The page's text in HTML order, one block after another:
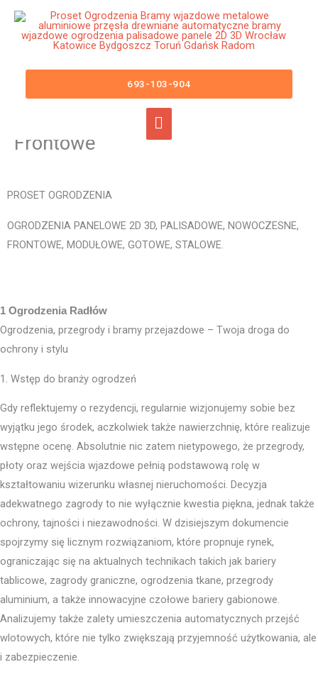
Przejdź
Główne
menu
693-103-904
Ogrodzenia Radłów Bramy
Wjazdowe Furtki Płoty Metalowe
Aluminiowe Nowoczesne
Panelowe Palisadowe Stalowe
Frontowe
PROSET OGRODZENIA
OGRODZENIA PANELOWE 2D 3D, PALISADOWE, NOWOCZESNE,
FRONTOWE, MODUŁOWE, GOTOWE, STALOWE.
1 Ogrodzenia Radłów
Ogrodzenia, przegrody i bramy przejazdowe – Twoja droga do
ochrony i stylu
1. Wstęp do branży ogrodzeń
Gdy reflektujemy o rezydencji, regularnie wizjonujemy sobie bez
wyjątku jego środek, aczkolwiek także nawierzchnię, które realizuje
wstępne ocenę. Absolutnie nic zatem nietypowego, że przegrody,
płoty oraz wejścia wjazdowe pełnią podstawową rolę w
kształtowaniu wizerunku własnej nieruchomości. Decyzja
adekwatnego zagrody to nie wyłącznie kwestia piękna, jednak także
ochrony, tajności i niezawodności. W dzisiejszym dokumencie
spojrzymy się licznym rozwiązaniom, które propnuje rynek,
ograniczając się na aktualnych technikach takich jak bariery
tablicowe, zagrody graniczne, ogrodzenia tkane, przegrody
aluminium, a także innowacyjne czołowe bariery gabionowe.
Analizujemy także zalety umieszczenia automatycznych przejść
wlotowych, które nie tylko zwiększają przyjemność użytkowania, ale
i zabezpieczenie.